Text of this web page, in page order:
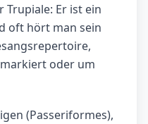
Trupiale: Er ist ein
oft hört man sein
oder um
(Passeriformes),